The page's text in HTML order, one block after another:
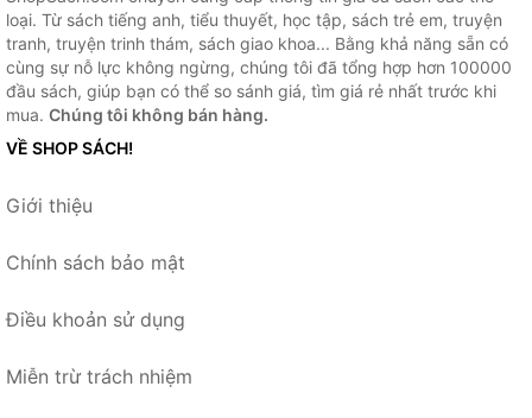
loại. Từ sách tiếng anh, tiểu thuyết, học tập, sách trẻ em, truyện
tranh, truyện trinh thám, sách giao khoa... Bằng khả năng sẵn có
cùng sự nỗ lực không ngừng, chúng tôi đã tổng hợp hơn 100000
đầu sách, giúp bạn có thể so sánh giá, tìm giá rẻ nhất trước khi
mua. Chúng tôi không bán hàng.
VỀ SHOP SÁCH!
Giới thiệu
Chính sách bảo mật
Điều khoản sử dụng
Miễn trừ trách nhiệm